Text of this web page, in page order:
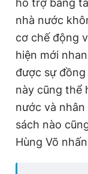
hỗ trợ bằng
nhà nước
cơ chế động
hiện mới
được sự
này cũng thể
nước và
sách nào
Hùng Võ